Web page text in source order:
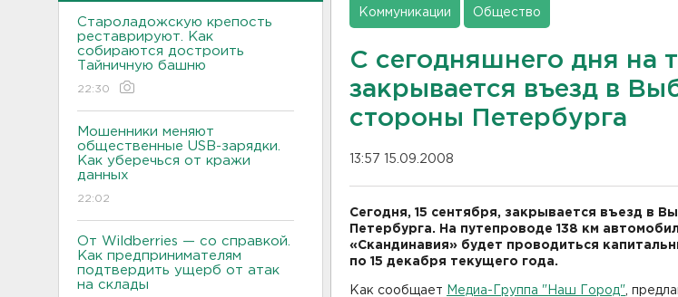
Староладожскую крепость
реставрируют. Как
собираются достроить
Тайничную башню
22:30
Мошенники меняют
общественные USB-зарядки.
Как уберечься от кражи
данных
22:02
От Wildberries — со справкой.
Как предпринимателям
подтвердить ущерб от атак
на склады
Коммуникации Общество
С сегодняшнего дня на
закрывается въезд в
стороны Петербурга
13:57 15.09.2008
Сегодня, 15 сентября, закрывается въезд в
Петербурга. На путепроводе 138 км
«Скандинавия» будет проводиться
по 15 декабря текущего года.
Как сообщает Медиа-Группа "Наш Город" ,